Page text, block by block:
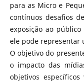
para as Micro e
contínuos desafios
exposição ao
ele pode representar
O objetivo do
o impacto das
objetivos